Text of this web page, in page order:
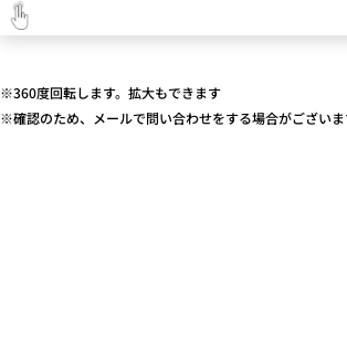
※360度回転します。拡大もできます
※確認のため、メールで問い合わせをする場合がござい